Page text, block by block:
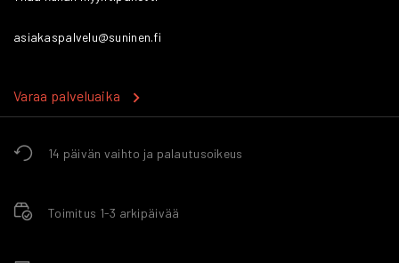
14 päivän vaihto ja palautusoikeus
Toimitus 1-3 arkipäivää
asiakaspalvelu@suninen.fi
Varaa palveluaika